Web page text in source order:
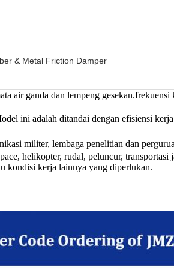
& Metal Friction Damper
air ganda dan lempeng
ini adalah ditandai dengan efisiensi
militer, lembaga penelitian dan
helikopter, rudal, peluncur, transportasi
kondisi kerja lainnya yang diperlukan.